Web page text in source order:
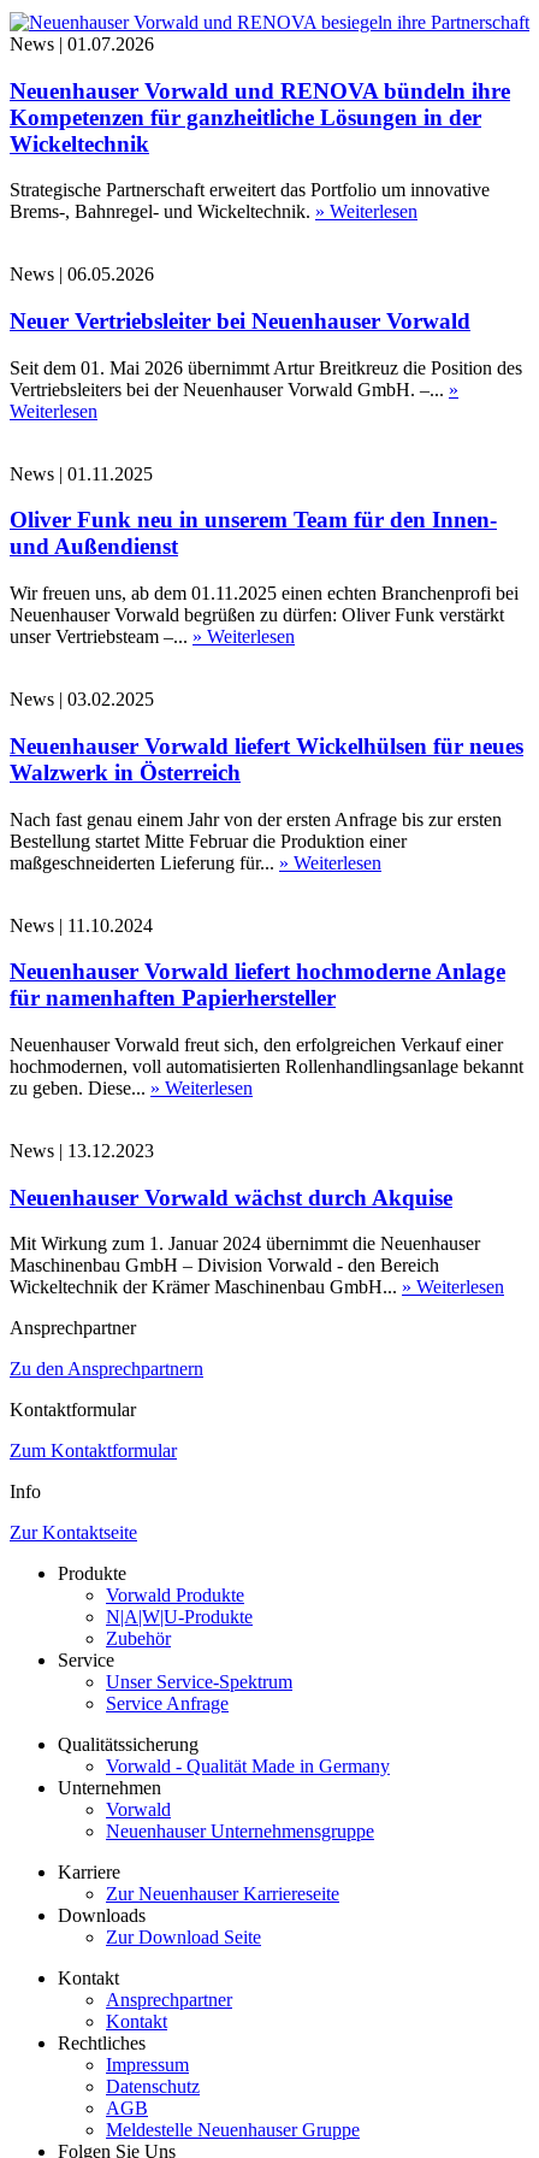
News | 01.07.2026
Neuenhauser Vorwald und RENOVA bündeln ihre
Kompetenzen für ganzheitliche Lösungen in der
Wickeltechnik
Strategische Partnerschaft erweitert das Portfolio um innovative
Brems-, Bahnregel- und Wickeltechnik. » Weiterlesen
News | 06.05.2026
Neuer Vertriebsleiter bei Neuenhauser Vorwald
Seit dem 01. Mai 2026 übernimmt Artur Breitkreuz die Position des
Vertriebsleiters bei der Neuenhauser Vorwald GmbH. –... »
Weiterlesen
News | 01.11.2025
Oliver Funk neu in unserem Team für den Innen-
und Außendienst
Wir freuen uns, ab dem 01.11.2025 einen echten Branchenprofi bei
Neuenhauser Vorwald begrüßen zu dürfen: Oliver Funk verstärkt
unser Vertriebsteam –... » Weiterlesen
News | 03.02.2025
Neuenhauser Vorwald liefert Wickelhülsen für neues
Walzwerk in Österreich
Nach fast genau einem Jahr von der ersten Anfrage bis zur ersten
Bestellung startet Mitte Februar die Produktion einer
maßgeschneiderten Lieferung für... » Weiterlesen
News | 11.10.2024
Neuenhauser Vorwald liefert hochmoderne Anlage
für namenhaften Papierhersteller
Neuenhauser Vorwald freut sich, den erfolgreichen Verkauf einer
hochmodernen, voll automatisierten Rollenhandlingsanlage bekannt
zu geben. Diese... » Weiterlesen
News | 13.12.2023
Neuenhauser Vorwald wächst durch Akquise
Mit Wirkung zum 1. Januar 2024 übernimmt die Neuenhauser
Maschinenbau GmbH – Division Vorwald - den Bereich
Wickeltechnik der Krämer Maschinenbau GmbH... » Weiterlesen
Ansprechpartner
Zu den Ansprechpartnern
Kontaktformular
Zum Kontaktformular
Info
Zur Kontaktseite
Produkte
Vorwald Produkte
N|A|W|U-Produkte
Zubehör
Service
Unser Service-Spektrum
Service Anfrage
Qualitätssicherung
Vorwald - Qualität Made in Germany
Unternehmen
Vorwald
Neuenhauser Unternehmensgruppe
Karriere
Zur Neuenhauser Karriereseite
Downloads
Zur Download Seite
Kontakt
Ansprechpartner
Kontakt
Rechtliches
Impressum
Datenschutz
AGB
Meldestelle Neuenhauser Gruppe
Folgen Sie Uns